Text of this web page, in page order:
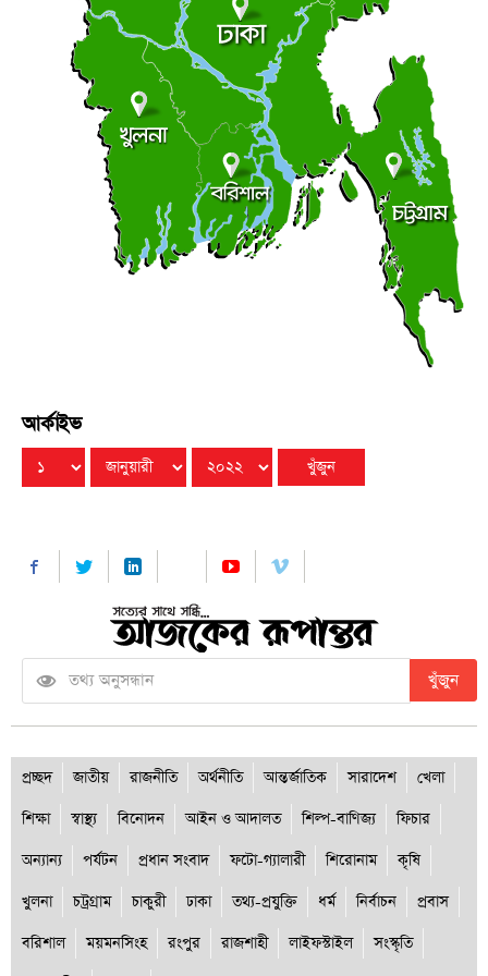
শুক্রবার ● ৭ আগস্ট ২০২৬
ভূঞাপুরে লৌহজং নদীর মুখ খনন না করেই ৪৩ লাখ টাকা
কোষাগারে ফেরত
শুক্রবার ● ৭ আগস্ট ২০২৬
খুলনায় ধর্ষণ মামলায় ২ জনের যাবজ্জীবন
বৃহস্পতিবার ● ৬ আগস্ট ২০২৬
আর্কাইভ
খুঁজুন
প্রচ্ছদ জাতীয় রাজনীতি অর্থনীতি আন্তর্জাতিক সারাদেশ
খেলা
শিক্ষা
স্বাস্থ্য বিনোদন আইন ও আদালত শিল্প-বাণিজ্য
ফিচার
অন্যান্য
পর্যটন প্রধান সংবাদ ফটো-গ্যালারী শিরোনাম
কৃষি
খুলনা
চট্রগ্রাম চাকুরী ঢাকা তথ্য-প্রযুক্তি ধর্ম নির্বাচন
প্রবাস
বরিশাল
ময়মনসিংহ রংপুর রাজশাহী লাইফস্টাইল
সংস্কৃতি